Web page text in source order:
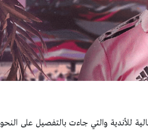
للأندية والتي جاءت بالتفصيل على النحو